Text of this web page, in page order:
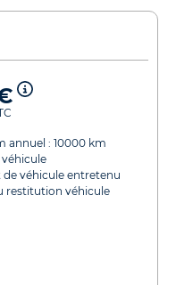
annuel : 10000 km
véhicule entretenu
restitution véhicule